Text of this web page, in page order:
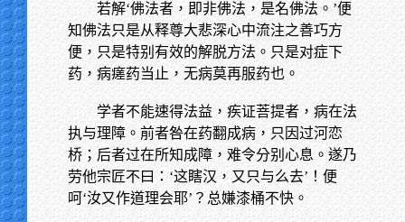
若解‘佛法者，即非佛法，是名佛法。’便
知佛法只是从释尊大悲深心中流注之善巧方
便，只是特别有效的解脱方法。只是对症下
药，病瘥药当止，无病莫再服药也。
学者不能速得法益，疾证菩提者，病在法
执与理障。前者咎在药翻成病，只因过河恋
桥；后者过在所知成障，难令分别心息。遂乃
劳他宗匠不曰：‘这瞎汉，又只与么去’！便
呵‘汝又作道理会耶’？总嫌漆桶不快。